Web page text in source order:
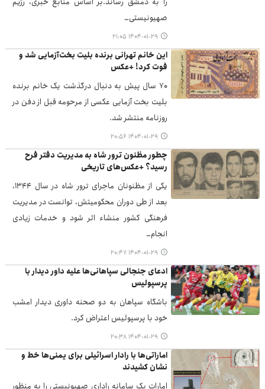
صهیونیستی…
۱۴۰۴-۰۱-۲۹ ۲۱:۰۵
این خانم تهرانی برنده بلیت بخت‌آزمایی شد و
فوت کرد! +عکس
۷۰ سال پیش به دنبال درگذشت یک خانم برنده
بلیت بخت آزمایی عکسی از مرحومه قبل از دفن در
روزنامه منتشر شد.
۱۴۰۴-۰۱-۲۹ ۲۰:۵۶
چطور مظنون ترور شاه به مدیریت دفتر فرح
رسید؟ +عکس‌های تاریخی
یکی از مظنونان ماجرای ترور شاه در سال ۱۳۴۴،
بعد از طی دوران محکومیتش، توانست در مدیریت
فرهنگی کشور منشاء اثر شود و خدمات زیادی
انجام…
۱۴۰۴-۰۱-۲۹ ۲۰:۴۷
ادعای جنجالی سپاهانی‌ها علیه داور دیدار با
پرسپولیس
باشگاه سپاهان به دو صحنه داوری دیدار امشب
خود با پرسپولیس اعتراض کرد.
۱۴۰۴-۰۱-۲۹ ۲۰:۳۸
اماراتی‌ها با رادار اسرائیلی برای یمنی‌ها خط و
نشان کشیدند
امارات یک سامانه راداری صهیونیستی را به منظور